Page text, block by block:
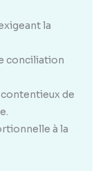
la
conciliation
de
à la